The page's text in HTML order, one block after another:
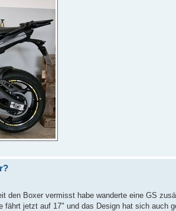
den Boxer vermisst habe wanderte eine GS
fährt jetzt auf 17" und das Design hat sich auch